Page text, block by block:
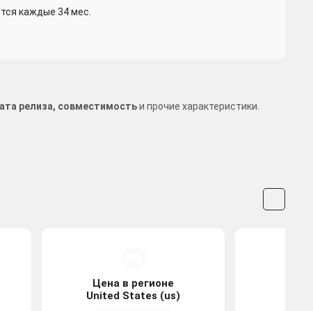
каждые 34 мес.
релиза, совместимостьи прочие характеристики.
Цена в регионе
United States (us)